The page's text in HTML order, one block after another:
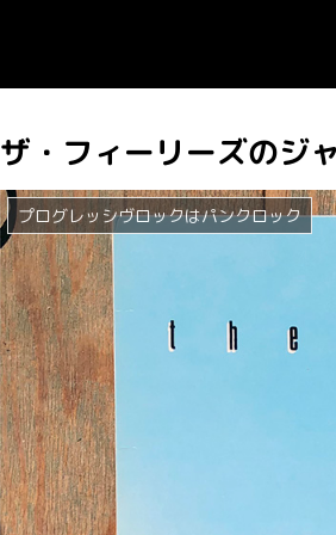
ザ・フィーリーズのジ
プログレッシヴロックはパンクロック